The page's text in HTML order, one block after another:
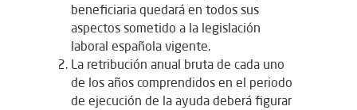
beneficiaria quedará en todos sus
aspectos sometido a la legislación
laboral española vigente.
La retribución anual bruta de cada uno
de los años comprendidos en el periodo
de ejecución de la ayuda deberá figurar